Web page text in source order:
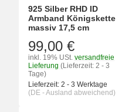
925 Silber RHD ID
Armband Königskette
massiv 17,5 cm
99,00 €
inkl. 19% USt. versandfreie
Lieferung (Lieferzeit: 2 - 3
Tage)
Lieferzeit: 2 - 3 Werktage
(DE - Ausland abweichend)